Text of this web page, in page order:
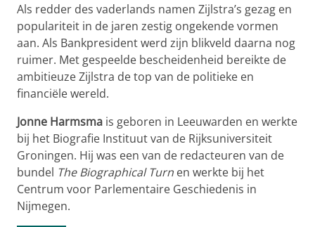
Als redder des vaderlands namen Zijlstra’s gezag en
populariteit in de jaren zestig ongekende vormen
aan. Als Bankpresident werd zijn blikveld daarna nog
ruimer. Met gespeelde bescheidenheid bereikte de
ambitieuze Zijlstra de top van de politieke en
financiële wereld.
Jonne Harmsma is geboren in Leeuwarden en werkte
bij het Biografie Instituut van de Rijksuniversiteit
Groningen. Hij was een van de redacteuren van de
bundel The Biographical Turn en werkte bij het
Centrum voor Parlementaire Geschiedenis in
Nijmegen.